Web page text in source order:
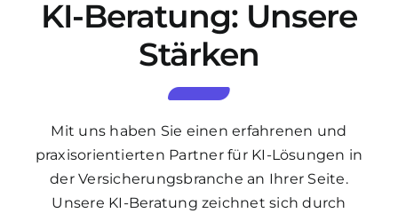
KI-Beratung: Unsere
Stärken
Mit uns haben Sie einen erfahrenen und
praxisorientierten Partner für KI-Lösungen in
der Versicherungsbranche an Ihrer Seite.
Unsere KI-Beratung zeichnet sich durch